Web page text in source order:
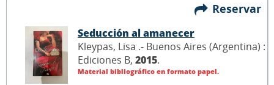
Reservar
Seducción al amanecer
Kleypas, Lisa .- Buenos Aires (Argentina) :
Ediciones B, 2015.
Material bibliográfico en formato papel.